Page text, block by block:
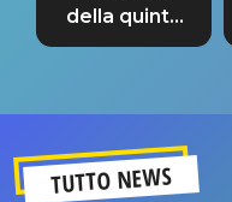
della quinta
tappa
TUTTO NEWS